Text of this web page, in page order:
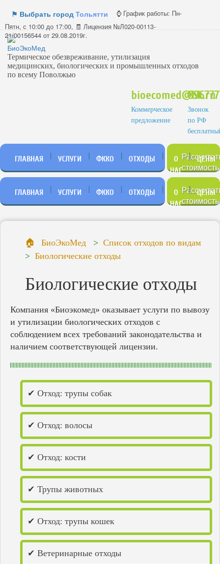
⚑ Выбрать город Тольятти ⌚ График работы: Пн-
Пятн, с 10:00 до 17:00, 🧾 Лицензия №Л020-00113-
21/00156544 от 29.08.2019г.
Термическое обезвреживание, утилизация
медицинских, биологических и промышленных отходов
по всему Поволжью
bioecomed@bk.ru
Коммерческое
предложение
Звонок
по РФ
ГЛАВНАЯ УСЛУГИ ФККО ОТХОДЫ
О
НАС
ЦЕНЫ
стоимость
ГЛАВНАЯ УСЛУГИ ФККО ОТХОДЫ
О
НАС
ЦЕНЫ
стоимость
БиоЭкоМед
Список отходов по видам
Биологические отходы
Биологические отходы
Компания «Биоэкомед» оказывает услуги по вывозу
и утилизации биологических отходов с
соблюдением всех требований законодательства и
наличием соответствующей лицензии.
✔ Отход: трупы собак
✔ Отход: волосы
✔ Отход: кости
✔ Трупы животных
✔ Отход: трупы кошек
✔ Ветеринарные отходы